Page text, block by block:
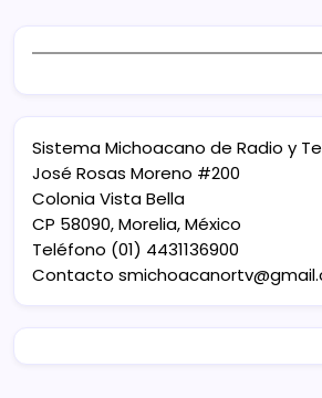
Sistema Michoacano de Radio y
José Rosas Moreno #200
Colonia Vista Bella
CP 58090, Morelia, México
Teléfono (01) 4431136900
Contacto